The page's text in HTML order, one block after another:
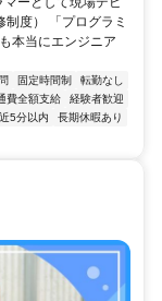
度） 「プログラミ
本当にエンジニア
固定時間制
転勤なし
費全額支給
経験者歓迎
5分以内
長期休暇あり